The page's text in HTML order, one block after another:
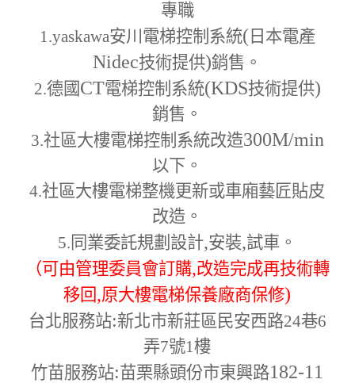
專職
1.yaskawa安川電梯控制系統( 日本電產
Nidec技術提供)銷售。
2.德國 CT電梯控制系統(KDS技術提供)
銷售。
3.社區大樓電梯控制系統改造300M/min
以下。
4.社區大樓電梯整機更新或車廂藝匠貼皮
改造。
5. 同業委託規劃設計,安裝,試車。
（可由管理委員會訂購,改造完成再技術轉
移回,原大樓電梯保養廠商保修)
台北服務站:新北市新莊區民安西路24巷6
弄7號1樓
竹苗服務站:苗栗縣頭份市東興路182-11